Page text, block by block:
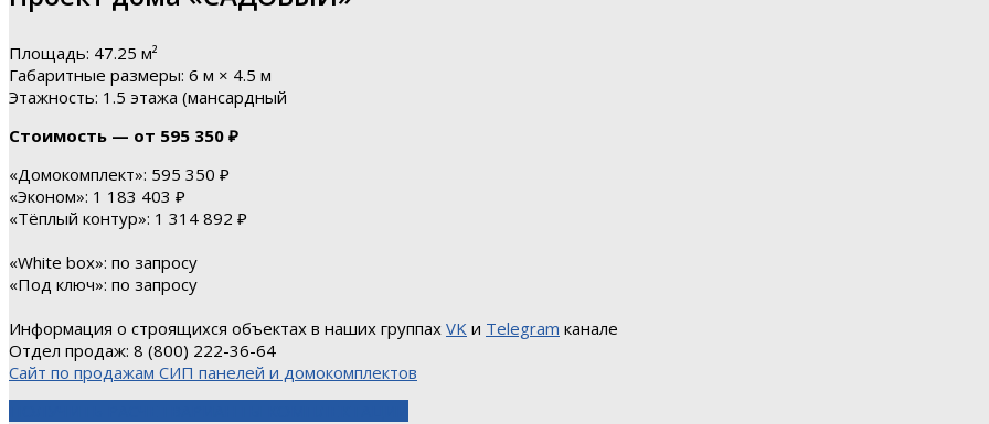
Площадь: 47.25 м²
Габаритные размеры: 6 м × 4.5 м
Этажность: 1.5 этажа (мансардный
Стоимость — от 595 350 ₽
«Домокомплект»: 595 350 ₽
«Эконом»: 1 183 403 ₽
«Тёплый контур»: 1 314 892 ₽
«White box»: по запросу
«Под ключ»: по запросу
Информация о строящихся объектах в наших группах VK и Telegram канале
Отдел продаж: 8 (800) 222-36-64
Сайт по продажам СИП панелей и домокомплектов